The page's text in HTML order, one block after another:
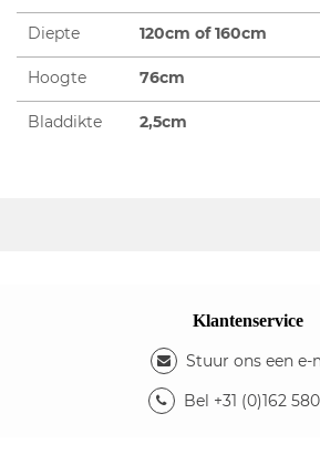
Diepte 120cm of 160cm
Hoogte 76cm
Bladdikte 2,5cm
Klantenservice
Stuur ons een e-
Bel +31 (0)162